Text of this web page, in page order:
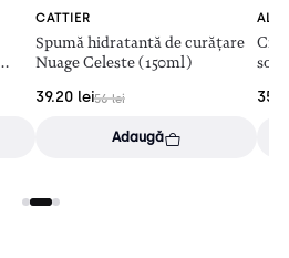
CATTIER
Spumă hidratantă de curățare
Nuage Celeste (150ml)
56lei
39.20 lei
Adaugă